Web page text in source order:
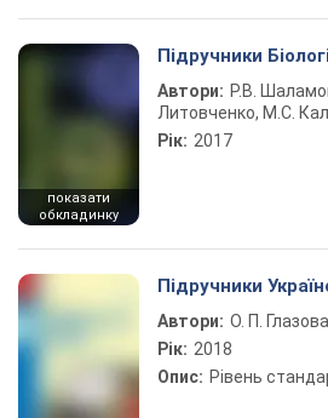
показати
обкладинку
Підручники
Автори: Р.В.
Литовченко, М.С.
Рік: 2017
Підручники
Автори: О. П. Глазова
Рік: 2018
Опис: Рівень